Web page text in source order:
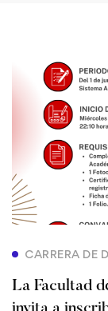
CARRERA DE
La Facultad